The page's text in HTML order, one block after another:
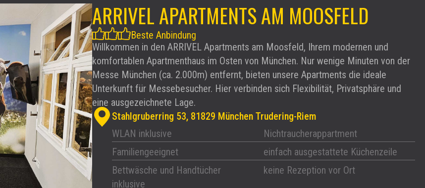
ARRIVEL APARTMENTS AM MOOSFELD
Beste Anbindung
Willkommen in den ARRIVEL Apartments am Moosfeld, Ihrem modernen und
komfortablen Apartmenthaus im Osten von München. Nur wenige Minuten von der
Messe München (ca. 2.000m) entfernt, bieten unsere Apartments die ideale
Unterkunft für Messebesucher. Hier verbinden sich Flexibilität, Privatsphäre und
eine ausgezeichnete Lage.
Stahlgruberring 53, 81829 München Trudering-Riem
WLAN inklusive
Nichtraucherappartment
Familiengeeignet
einfach ausgestattete Küchenzeile
Bettwäsche und Handtücher
inklusive
keine Rezeption vor Ort